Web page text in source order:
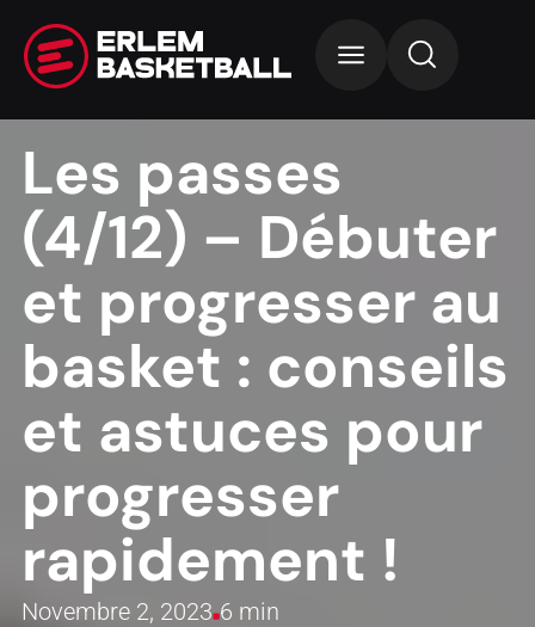
Les passes
(4/12) – Débuter
et progresser au
basket : conseils
et astuces pour
progresser
rapidement !
Novembre 2, 2023 6 min